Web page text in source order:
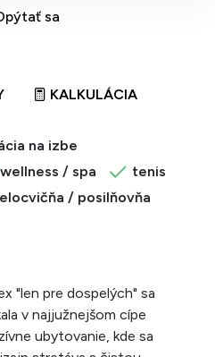
KALKULÁCIA
na izbe
wellness / spa
tenis
/ posilňovňa
"len pre dospelých" sa
v najjužnejšom cípe
ubytovanie, kde sa
sa